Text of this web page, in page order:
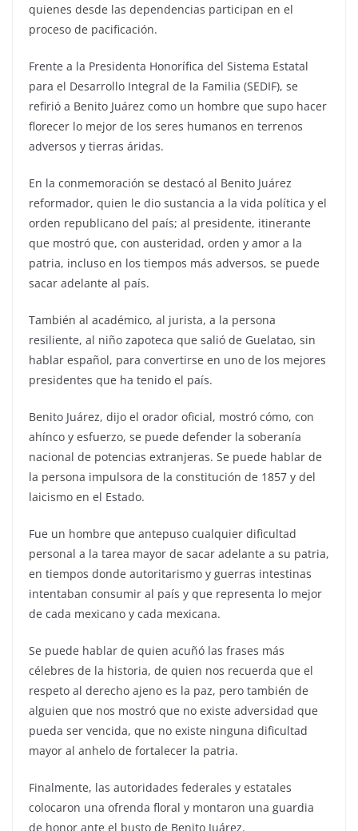
quienes desde las dependencias participan en el
proceso de pacificación.
Frente a la Presidenta Honorífica del Sistema Estatal
para el Desarrollo Integral de la Familia (SEDIF), se
refirió a Benito Juárez como un hombre que supo hacer
florecer lo mejor de los seres humanos en terrenos
adversos y tierras áridas.
En la conmemoración se destacó al Benito Juárez
reformador, quien le dio sustancia a la vida política y el
orden republicano del país; al presidente, itinerante
que mostró que, con austeridad, orden y amor a la
patria, incluso en los tiempos más adversos, se puede
sacar adelante al país.
También al académico, al jurista, a la persona
resiliente, al niño zapoteca que salió de Guelatao, sin
hablar español, para convertirse en uno de los mejores
presidentes que ha tenido el país.
Benito Juárez, dijo el orador oficial, mostró cómo, con
ahínco y esfuerzo, se puede defender la soberanía
nacional de potencias extranjeras. Se puede hablar de
la persona impulsora de la constitución de 1857 y del
laicismo en el Estado.
Fue un hombre que antepuso cualquier dificultad
personal a la tarea mayor de sacar adelante a su patria,
en tiempos donde autoritarismo y guerras intestinas
intentaban consumir al país y que representa lo mejor
de cada mexicano y cada mexicana.
Se puede hablar de quien acuñó las frases más
célebres de la historia, de quien nos recuerda que el
respeto al derecho ajeno es la paz, pero también de
alguien que nos mostró que no existe adversidad que
pueda ser vencida, que no existe ninguna dificultad
mayor al anhelo de fortalecer la patria.
Finalmente, las autoridades federales y estatales
colocaron una ofrenda floral y montaron una guardia
de honor ante el busto de Benito Juárez.